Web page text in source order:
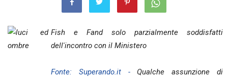
Fish e Fand solo parzialmente soddisfatti
dell'incontro con il Ministero
Fonte: Superando.it -
Qualche assunzione di